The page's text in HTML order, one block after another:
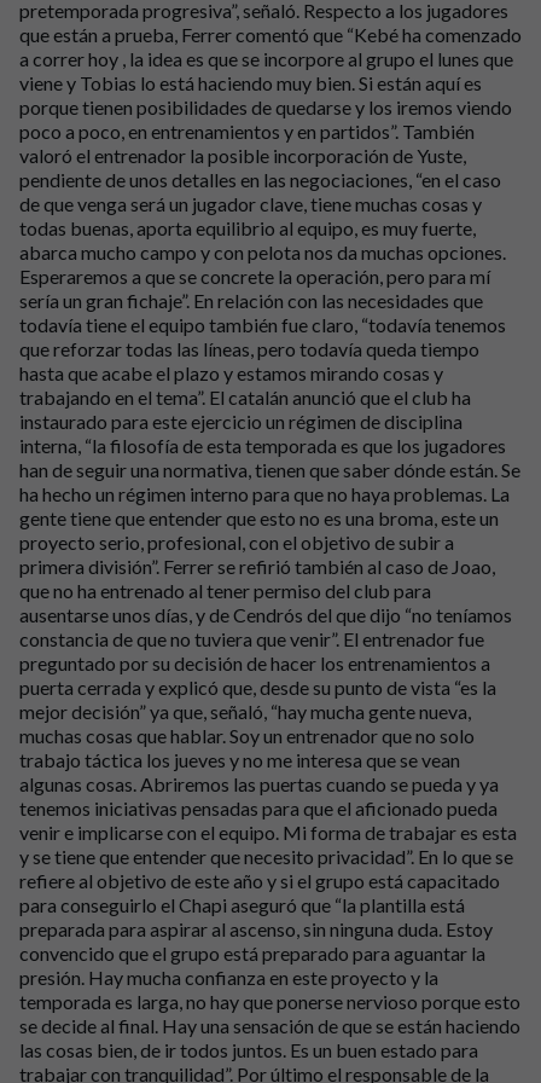
pretemporada progresiva”, señaló. Respecto a los jugadores
que están a prueba, Ferrer comentó que “Kebé ha comenzado
a correr hoy , la idea es que se incorpore al grupo el lunes que
viene y Tobias lo está haciendo muy bien. Si están aquí es
porque tienen posibilidades de quedarse y los iremos viendo
poco a poco, en entrenamientos y en partidos”. También
valoró el entrenador la posible incorporación de Yuste,
pendiente de unos detalles en las negociaciones, “en el caso
de que venga será un jugador clave, tiene muchas cosas y
todas buenas, aporta equilibrio al equipo, es muy fuerte,
abarca mucho campo y con pelota nos da muchas opciones.
Esperaremos a que se concrete la operación, pero para mí
sería un gran fichaje”. En relación con las necesidades que
todavía tiene el equipo también fue claro, “todavía tenemos
que reforzar todas las líneas, pero todavía queda tiempo
hasta que acabe el plazo y estamos mirando cosas y
trabajando en el tema”. El catalán anunció que el club ha
instaurado para este ejercicio un régimen de disciplina
interna, “la filosofía de esta temporada es que los jugadores
han de seguir una normativa, tienen que saber dónde están. Se
ha hecho un régimen interno para que no haya problemas. La
gente tiene que entender que esto no es una broma, este un
proyecto serio, profesional, con el objetivo de subir a
primera división”. Ferrer se refirió también al caso de Joao,
que no ha entrenado al tener permiso del club para
ausentarse unos días, y de Cendrós del que dijo “no teníamos
constancia de que no tuviera que venir”. El entrenador fue
preguntado por su decisión de hacer los entrenamientos a
puerta cerrada y explicó que, desde su punto de vista “es la
mejor decisión” ya que, señaló, “hay mucha gente nueva,
muchas cosas que hablar. Soy un entrenador que no solo
trabajo táctica los jueves y no me interesa que se vean
algunas cosas. Abriremos las puertas cuando se pueda y ya
tenemos iniciativas pensadas para que el aficionado pueda
venir e implicarse con el equipo. Mi forma de trabajar es esta
y se tiene que entender que necesito privacidad”. En lo que se
refiere al objetivo de este año y si el grupo está capacitado
para conseguirlo el Chapi aseguró que “la plantilla está
preparada para aspirar al ascenso, sin ninguna duda. Estoy
convencido que el grupo está preparado para aguantar la
presión. Hay mucha confianza en este proyecto y la
temporada es larga, no hay que ponerse nervioso porque esto
se decide al final. Hay una sensación de que se están haciendo
las cosas bien, de ir todos juntos. Es un buen estado para
trabajar con tranquilidad”. Por último el responsable de la